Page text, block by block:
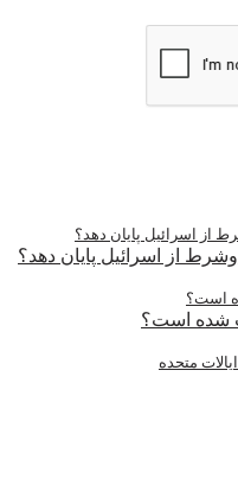
از اسرائیل پایان دهد؟
شده است؟